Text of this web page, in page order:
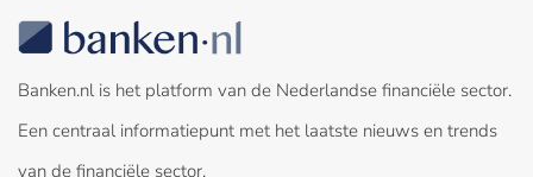
Banken.nl is het platform van de Nederlandse financiële sector.
Een centraal informatiepunt met het laatste nieuws en trends
van de financiële sector.